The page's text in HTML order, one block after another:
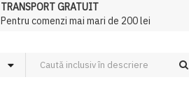
TRANSPORT GRATUIT
Pentru comenzi mai mari de 200 lei